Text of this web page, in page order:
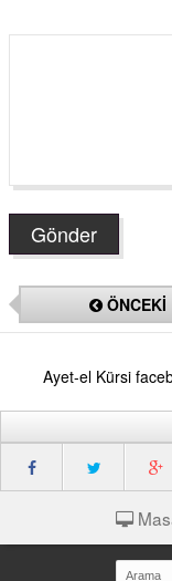
ÖNCEKİ
Ayet-el Kürsi